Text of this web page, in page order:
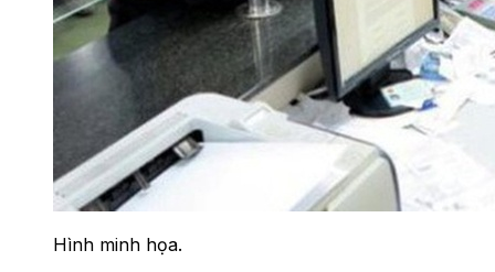
Hình minh họa.